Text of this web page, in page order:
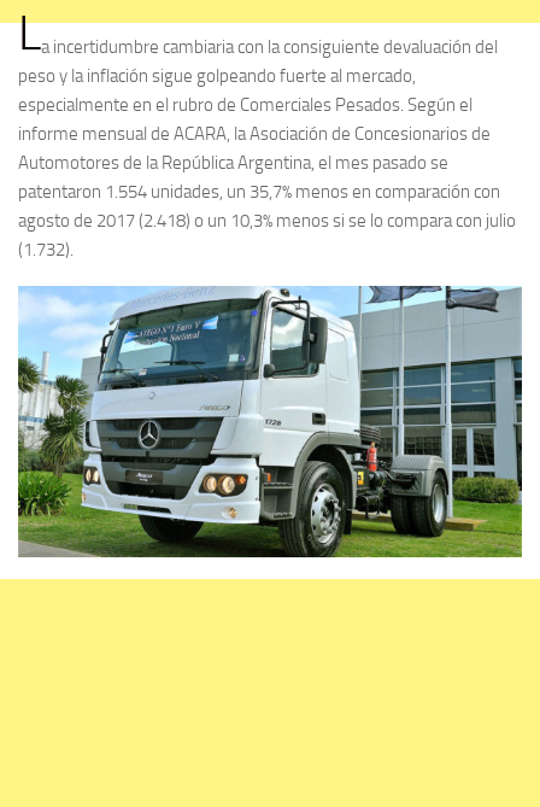
La incertidumbre cambiaria con la consiguiente devaluación del
peso y la inflación sigue golpeando fuerte al mercado,
especialmente en el rubro de Comerciales Pesados. Según el
informe mensual de ACARA, la Asociación de Concesionarios de
Automotores de la República Argentina, el mes pasado se
patentaron 1.554 unidades, un 35,7% menos en comparación con
agosto de 2017 (2.418) o un 10,3% menos si se lo compara con julio
(1.732).